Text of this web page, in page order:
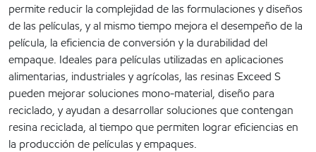
permite reducir la complejidad de las formulaciones y diseños
de las películas, y al mismo tiempo mejora el desempeño de la
película, la eficiencia de conversión y la durabilidad del
empaque. Ideales para películas utilizadas en aplicaciones
alimentarias, industriales y agrícolas, las resinas Exceed S
pueden mejorar soluciones mono-material, diseño para
reciclado, y ayudan a desarrollar soluciones que contengan
resina reciclada, al tiempo que permiten lograr eficiencias en
la producción de películas y empaques.